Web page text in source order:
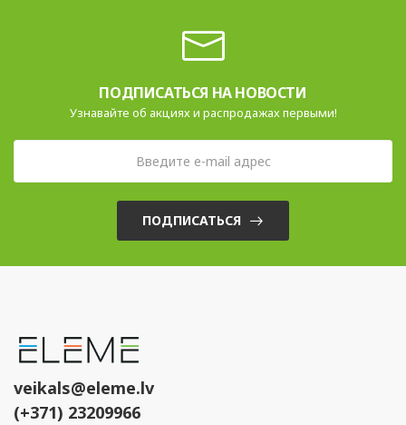
ПОДПИСАТЬСЯ НА НОВОСТИ
Узнавайте об акциях и распродажах первыми!
ПОДПИСАТЬСЯ
veikals@eleme.lv
(+371) 23209966